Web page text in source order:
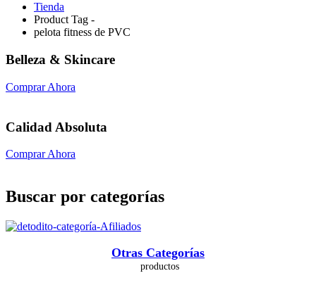
Tienda
Product Tag -
pelota fitness de PVC
Belleza & Skincare
Comprar Ahora
Calidad Absoluta
Comprar Ahora
Buscar por categorías
Otras Categorías